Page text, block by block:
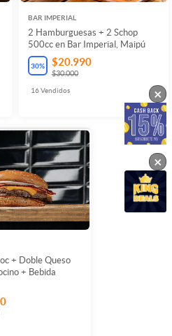
BAR IMPERIAL
2 Hamburguesas + 2 Schop
500cc en Bar Imperial, Maipú
30% $20.990
$30.000
16Vendidos
+ Doble Queso
+ Bebida
×
×